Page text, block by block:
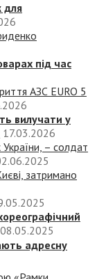
для
під час
АЗС EURO 5
вилучати у
17.03.2026
– солдат
затримано
08.05.2025
адресну